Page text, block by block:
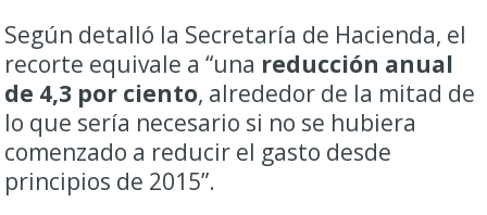
Según detalló la Secretaría de Hacienda, el
recorte equivale a “una reducción anual
de 4,3 por ciento, alrededor de la mitad de
lo que sería necesario si no se hubiera
comenzado a reducir el gasto desde
principios de 2015”.